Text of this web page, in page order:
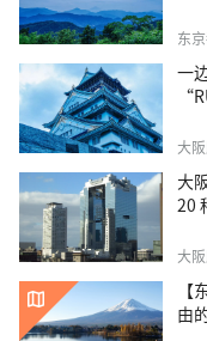
东
一
大
大
20
大
由